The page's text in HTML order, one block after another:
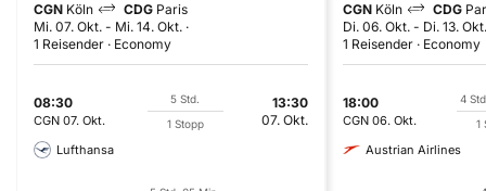
CGN Köln CDG Paris
Mi. 07. Okt. - Mi. 14. Okt.
1 Reisender
Economy
08:30
CGN 07. Okt.
5 Std.
1 Stopp
13:30
07. Okt.
Lufthansa
CGN Köln CDG
Di. 06. Okt. - Di. 13. Okt.
1 Reisender
Economy
18:00
CGN 06. Okt.
4
1
Austrian Airlines